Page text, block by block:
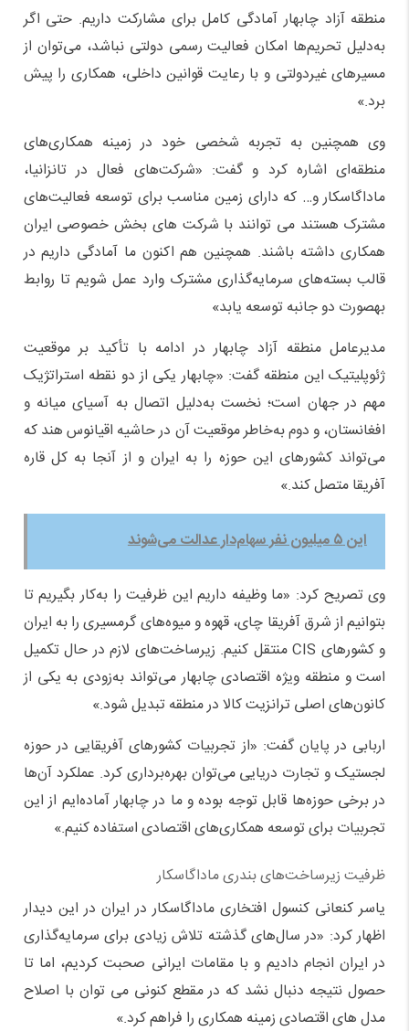
منطقه آزاد چابهار آمادگی کامل برای مشارکت داریم. حتی اگر
به‌دلیل تحریم‌ها امکان فعالیت رسمی دولتی نباشد، می‌توان از
مسیرهای غیردولتی و با رعایت قوانین داخلی، همکاری را پیش
برد.»
وی همچنین به تجربه شخصی خود در زمینه همکاری‌های
منطقه‌ای اشاره کرد و گفت: «شرکت‌های فعال در تانزانیا،
ماداگاسکار و… که دارای زمین مناسب برای توسعه فعالیت‌های
مشترک هستند می توانند با شرکت های بخش خصوصی ایران
همکاری داشته باشند. همچنین هم اکنون ما آمادگی داریم در
قالب بسته‌های سرمایه‌گذاری مشترک وارد عمل شویم تا روابط
بهصورت دو جانبه توسعه یابد»
مدیرعامل منطقه آزاد چابهار در ادامه با تأکید بر موقعیت
ژئوپلیتیک این منطقه گفت: «چابهار یکی از دو نقطه استراتژیک
مهم در جهان است؛ نخست به‌دلیل اتصال به آسیای میانه و
افغانستان، و دوم به‌خاطر موقعیت آن در حاشیه اقیانوس هند که
می‌تواند کشورهای این حوزه را به ایران و از آنجا به کل قاره
آفریقا متصل کند.»
این ۵ میلیون نفر سهام‌دار عدالت می‌شوند
وی تصریح کرد: «ما وظیفه داریم این ظرفیت را به‌کار بگیریم تا
بتوانیم از شرق آفریقا چای، قهوه و میوه‌های گرمسیری را به ایران
و کشورهای CIS منتقل کنیم. زیرساخت‌های لازم در حال تکمیل
است و منطقه ویژه اقتصادی چابهار می‌تواند به‌زودی به یکی از
کانون‌های اصلی ترانزیت کالا در منطقه تبدیل شود.»
اربابی در پایان گفت: «از تجربیات کشورهای آفریقایی در حوزه
لجستیک و تجارت دریایی می‌توان بهره‌برداری کرد. عملکرد آن‌ها
در برخی حوزه‌ها قابل توجه بوده و ما در چابهار آماده‌ایم از این
تجربیات برای توسعه همکاری‌های اقتصادی استفاده کنیم.»
ظرفیت زیرساخت‌های بندری ماداگاسکار
یاسر کنعانی کنسول افتخاری ماداگاسکار در ایران در این دیدار
اظهار کرد: «در سال‌های گذشته تلاش زیادی برای سرمایه‌گذاری
در ایران انجام دادیم و با مقامات ایرانی صحبت کردیم، اما تا
حصول نتیجه دنبال نشد که در مقطع کنونی می توان با اصلاح
مدل های اقتصادی زمینه همکاری را فراهم کرد.»